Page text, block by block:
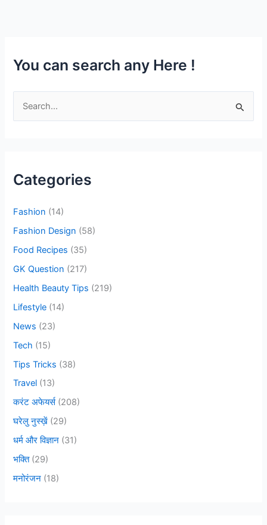
You can search any Here !
h
r
:
Categories
Fashion (14)
Fashion Design (58)
Food Recipes (35)
GK Question (217)
Health Beauty Tips (219)
Lifestyle (14)
News (23)
Tech (15)
Tips Tricks (38)
Travel (13)
करंट अफेयर्स(208)
घरेलु नुस्ख़ें (29)
धर्म और विज्ञान (31)
भक्ति(29)
मनोरंजन (18)